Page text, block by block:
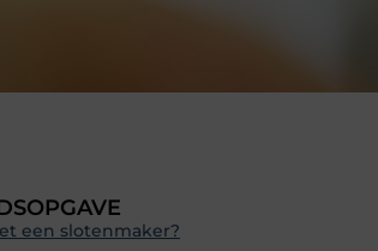
een slotenmaker?